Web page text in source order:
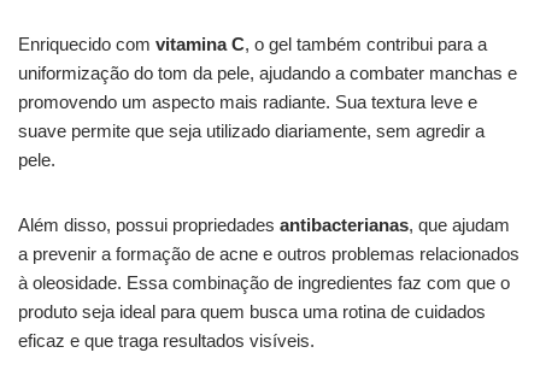
Enriquecido com vitamina C, o gel também contribui para a
uniformização do tom da pele, ajudando a combater manchas e
promovendo um aspecto mais radiante. Sua textura leve e
suave permite que seja utilizado diariamente, sem agredir a
pele.
Além disso, possui propriedades antibacterianas, que ajudam
a prevenir a formação de acne e outros problemas relacionados
à oleosidade. Essa combinação de ingredientes faz com que o
produto seja ideal para quem busca uma rotina de cuidados
eficaz e que traga resultados visíveis.